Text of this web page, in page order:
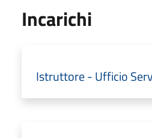
Incarichi
Istruttore - Ufficio